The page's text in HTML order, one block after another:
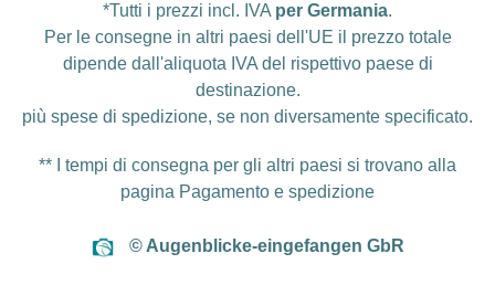
*Tutti i prezzi incl. IVA per Germania.
Per le consegne in altri paesi dell'UE il prezzo totale
dipende dall'aliquota IVA del rispettivo paese di
destinazione.
più spese di spedizione, se non diversamente specificato.
** I tempi di consegna per gli altri paesi si trovano alla
pagina Pagamento e spedizione
© Augenblicke-eingefangen GbR